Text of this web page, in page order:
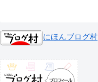
にほんブログ村